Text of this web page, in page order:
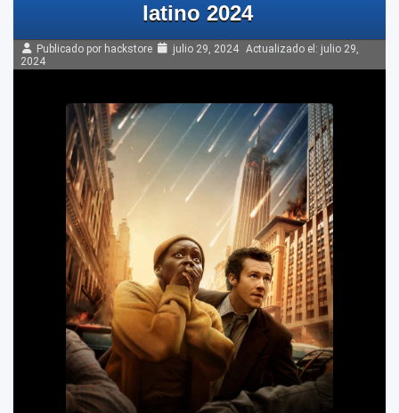
latino 2024
Publicado por hackstore julio 29, 2024 Actualizado el: julio 29,
2024